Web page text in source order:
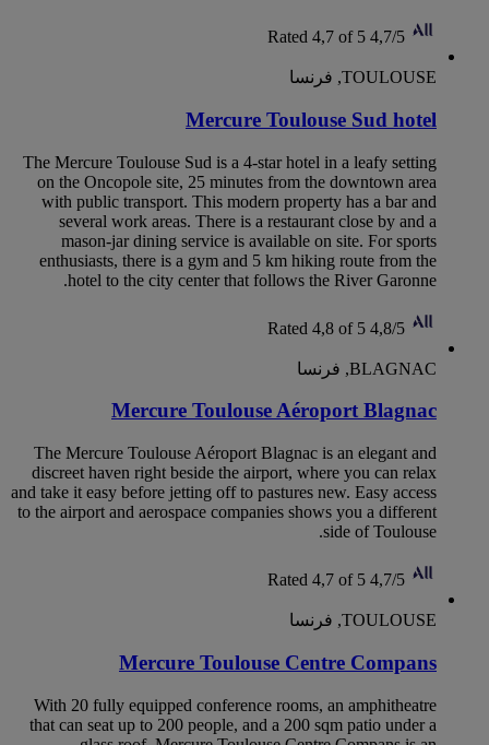
4,7/5
Rated 4,7 of 5
TOULOUSE, فرنسا
Mercure Toulouse Sud hotel
The Mercure Toulouse Sud is a 4-star hotel in a leafy setting
on the Oncopole site, 25 minutes from the downtown area
with public transport. This modern property has a bar and
several work areas. There is a restaurant close by and a
mason-jar dining service is available on site. For sports
enthusiasts, there is a gym and 5 km hiking route from the
hotel to the city center that follows the River Garonne.
4,8/5
Rated 4,8 of 5
BLAGNAC, فرنسا
Mercure Toulouse Aéroport Blagnac
The Mercure Toulouse Aéroport Blagnac is an elegant and
discreet haven right beside the airport, where you can relax
and take it easy before jetting off to pastures new. Easy access
to the airport and aerospace companies shows you a different
side of Toulouse.
4,7/5
Rated 4,7 of 5
TOULOUSE, فرنسا
Mercure Toulouse Centre Compans
With 20 fully equipped conference rooms, an amphitheatre
that can seat up to 200 people, and a 200 sqm patio under a